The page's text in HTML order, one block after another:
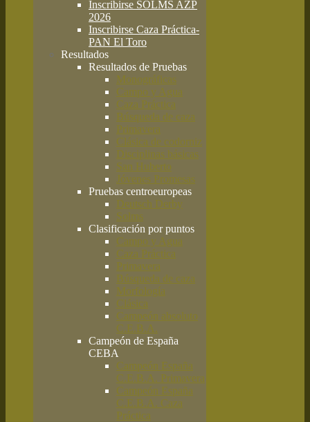
Inscribirse SOLMS AZP
2026
Inscribirse Caza Práctica-
PAN El Toro
Resultados
Resultados de Pruebas
Monográficas
Campo y Agua
Caza Práctica
Búsqueda de caza
Primavera
Clásica de codorniz
Disciplinas básicas
San Huberto
Jóvenes Promesas
Pruebas centroeuropeas
Deutsch Derby
Solms
Clasificación por puntos
Campo y Agua
Caza Práctica
Primavera
Búsqueda de caza
Morfología
Clásica
Campeón absoluto
C.E.B.A.
Campeón de España
CEBA
Campeón España
C.E.B.A. Primavera
Campeón España
C.E.B.A. Caza
Práctica